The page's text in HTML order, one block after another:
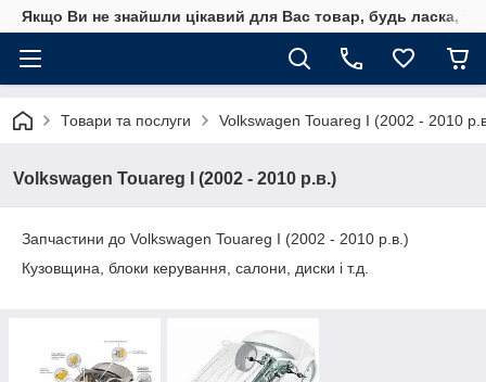
Якщо Ви не знайшли цікавий для Вас товар, будь ласка,
Товари та послуги Volkswagen Touareg I (2002 - 2010
Volkswagen Touareg I (2002 - 2010 р.в.)
Запчастини до Volkswagen Touareg I (2002 - 2010 р.в.)
Кузовщина, блоки керування, салони, диски і т.д.